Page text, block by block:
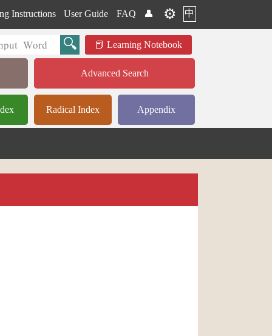
Instructions User Guide FAQ 👤 ⚙️ 中
Learning Notebook
Advanced Search
Radical Index Appendix